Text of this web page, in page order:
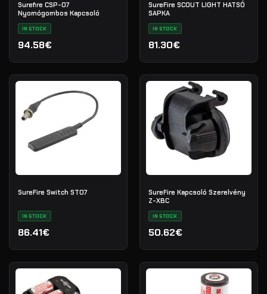
Surefire CSP-07
Nyomógombos Kapcsoló
IN STOCK
94.58€
SureFire SCOUT LIGHT HATSÓ
SAPKA
IN STOCK
81.30€
SureFire Switch ST07
IN STOCK
86.41€
SureFire Kapcsoló Szerelvény
Z-XBC
IN STOCK
50.62€